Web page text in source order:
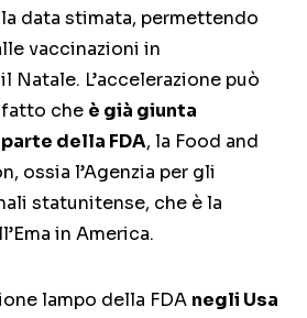
data stimata, permettendo
vaccinazioni in
Natale. L’accelerazione può
che è già giunta
della FDA, la Food and
ossia l’Agenzia per gli
statunitense, che è la
in America.
lampo della FDA negli Usa